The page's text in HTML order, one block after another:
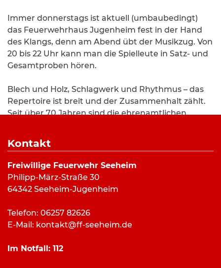
Immer donnerstags ist aktuell (umbaubedingt)
das Feuerwehrhaus Jugenheim fest in der Hand
des Klangs, denn am Abend übt der Musikzug. Von
20 bis 22 Uhr kann man die Spielleute in Satz- und
Gesamtproben hören.
Blech und Holz, Schlagwerk und Rhythmus – das
Repertoire ist breit und der Zusammenhalt zählt.
Seit über 70 Jahren sind die ehrenamtlichen
unterwegs, um ihren Zuschauern das wohlige
Gefühl zu bereiten, das nur die Musik vermitteln
kann.
Neue Mitstreiter sind jederzeit willkommen – ob
mit oder ohne Vorkenntnisse, ob jung oder alt, die
bunte Gruppe freut sich stets über Zuwachs. Eine
engagierte Ausbildung gibt es hausintern,
Instrumente stellt der Verein Freiwillige Feuerwehr
Kontakt
Freiwillige Feuerwehr Seeheim
Philipp-März-Straße 30
64342 Seeheim-Jugenheim
Telefon: 06257 82626
E-Mail: kontakt@ff-seeheim.de
Im Notfall:112